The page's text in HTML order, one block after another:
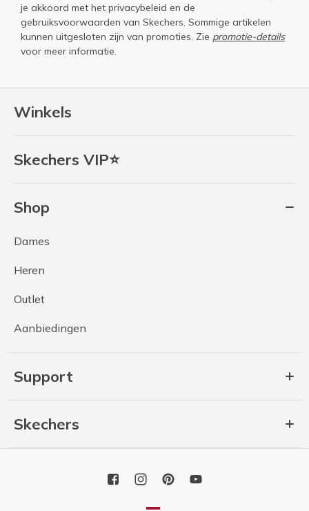
Winkels
Skechers VIP⭐
Shop
Dames
Heren
Outlet
Aanbiedingen
Support
Skechers
je akkoord met het privacybeleid en de
gebruiksvoorwaarden van Skechers. Sommige artikelen
kunnen uitgesloten zijn van promoties. Zie promotie-details
voor meer informatie.